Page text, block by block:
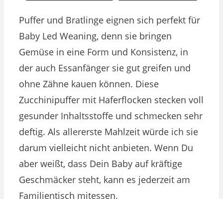
Puffer und Bratlinge eignen sich perfekt für
Baby Led Weaning, denn sie bringen
Gemüse in eine Form und Konsistenz, in
der auch Essanfänger sie gut greifen und
ohne Zähne kauen können. Diese
Zucchinipuffer mit Haferflocken stecken voll
gesunder Inhaltsstoffe und schmecken sehr
deftig. Als allererste Mahlzeit würde ich sie
darum vielleicht nicht anbieten. Wenn Du
aber weißt, dass Dein Baby auf kräftige
Geschmäcker steht, kann es jederzeit am
Familientisch mitessen.